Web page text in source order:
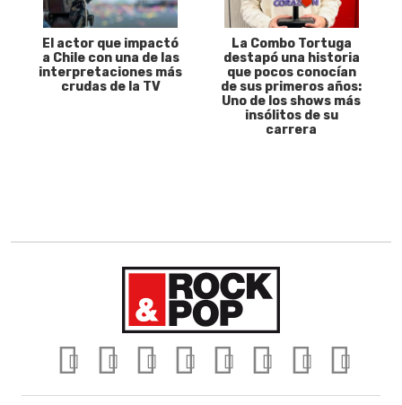
El actor que impactó
a Chile con una de las
interpretaciones más
crudas de la TV
La Combo Tortuga
destapó una historia
que pocos conocían
de sus primeros años:
Uno de los shows más
insólitos de su
carrera